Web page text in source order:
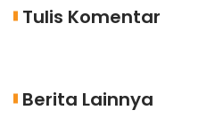
Tulis Komentar
Berita Lainnya